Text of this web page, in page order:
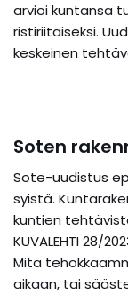
arvioi kuntansa
ristiriitaiseksi.
keskeinen
Soten
Sote-uudistus
syistä.
kuntien tehtävistä
KUVALEHTI 28/
Mitä
aikaan, tai